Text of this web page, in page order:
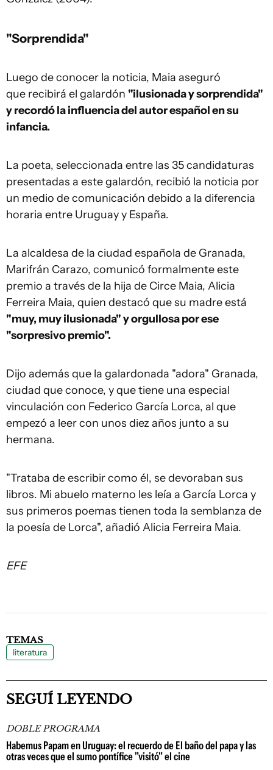
"Sorprendida"
Luego de conocer la noticia, Maia aseguró
que recibirá el galardón "ilusionada y sorprendida"
y recordó la influencia del autor español en su
infancia.
La poeta, seleccionada entre las 35 candidaturas
presentadas a este galardón, recibió la noticia por
un medio de comunicación debido a la diferencia
horaria entre Uruguay y España.
La alcaldesa de la ciudad española de Granada,
Marifrán Carazo, comunicó formalmente este
premio a través de la hija de Circe Maia, Alicia
Ferreira Maia, quien destacó que su madre está
"muy, muy ilusionada" y orgullosa por ese
"sorpresivo premio".
Dijo además que la galardonada "adora" Granada,
ciudad que conoce, y que tiene una especial
vinculación con Federico García Lorca, al que
empezó a leer con unos diez años junto a su
hermana.
"Trataba de escribir como él, se devoraban sus
libros. Mi abuelo materno les leía a García Lorca y
sus primeros poemas tienen toda la semblanza de
la poesía de Lorca", añadió Alicia Ferreira Maia.
EFE
TEMAS
literatura
SEGUÍ LEYENDO
DOBLE PROGRAMA
Habemus Papam en Uruguay: el recuerdo de El baño del papa y las
otras veces que el sumo pontífice "visitó" el cine